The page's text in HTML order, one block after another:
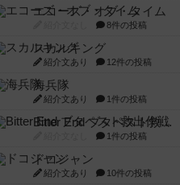
エコーズ・オブ・タイム
8件の投稿
スカルキング
紹介文あり 12件の投稿
海兵隊
紹介文あり 1件の投稿
Bitter End ブタペスト救出作戦
1件の投稿
ドコジャン
紹介文あり 10件の投稿